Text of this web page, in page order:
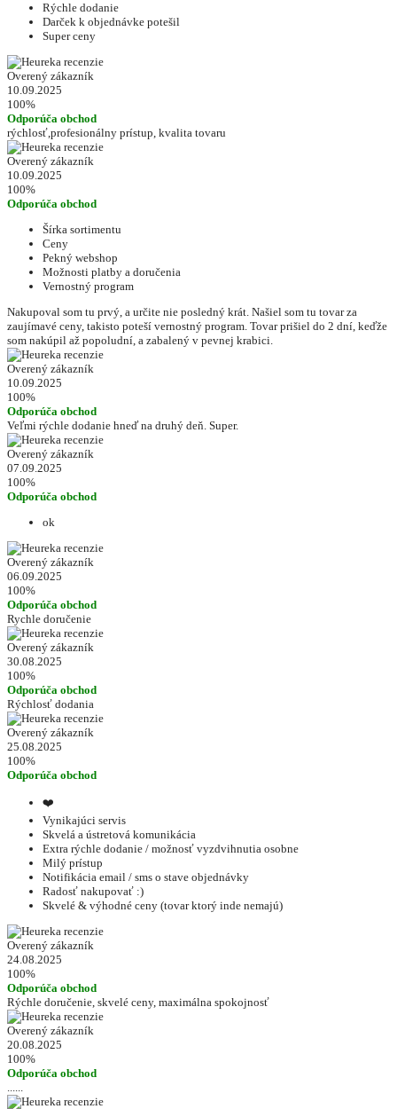
Rýchle dodanie
Darček k objednávke potešil
Super ceny
Overený zákazník
10.09.2025
100%
Odporúča obchod
rýchlosť,profesionálny prístup, kvalita tovaru
Overený zákazník
10.09.2025
100%
Odporúča obchod
Šírka sortimentu
Ceny
Pekný webshop
Možnosti platby a doručenia
Vernostný program
Nakupoval som tu prvý, a určite nie posledný krát. Našiel som tu tovar za
zaujímavé ceny, takisto poteší vernostný program. Tovar prišiel do 2 dní, keďže
som nakúpil až popoludní, a zabalený v pevnej krabici.
Overený zákazník
10.09.2025
100%
Odporúča obchod
Veľmi rýchle dodanie hneď na druhý deň. Super.
Overený zákazník
07.09.2025
100%
Odporúča obchod
ok
Overený zákazník
06.09.2025
100%
Odporúča obchod
Rychle doručenie
Overený zákazník
30.08.2025
100%
Odporúča obchod
Rýchlosť dodania
Overený zákazník
25.08.2025
100%
Odporúča obchod
❤️
Vynikajúci servis
Skvelá a ústretová komunikácia
Extra rýchle dodanie / možnosť vyzdvihnutia osobne
Milý prístup
Notifikácia email / sms o stave objednávky
Radosť nakupovať :)
Skvelé & výhodné ceny (tovar ktorý inde nemajú)
Overený zákazník
24.08.2025
100%
Odporúča obchod
Rýchle doručenie, skvelé ceny, maximálna spokojnosť
Overený zákazník
20.08.2025
100%
Odporúča obchod
......